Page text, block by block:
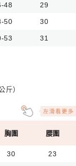
48 29
50 30
53 31
斤）
胸圍 腰圍
30 23